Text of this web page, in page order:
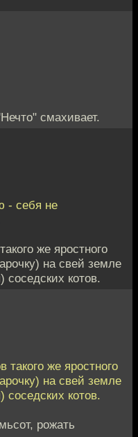
смахивает.
- себя не
же яростного
на свей земле
котов.
же яростного
на свей земле
котов.
рожать